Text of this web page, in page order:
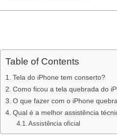
Table of Contents
Tela do iPhone tem conserto?
Como ficou a tela quebrada do
O que fazer com o iPhone
Qual é a melhor assistência
Assistência oficial